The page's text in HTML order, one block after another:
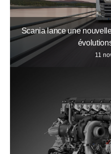
Scania lance une
11